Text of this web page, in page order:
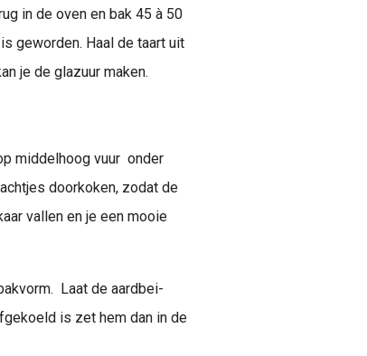
in de oven en bak 45 à 50
geworden. Haal de taart uit
je de glazuur maken.
middelhoog vuur onder
doorkoken, zodat de
vallen en je een mooie
Laat de aardbei-
is zet hem dan in de